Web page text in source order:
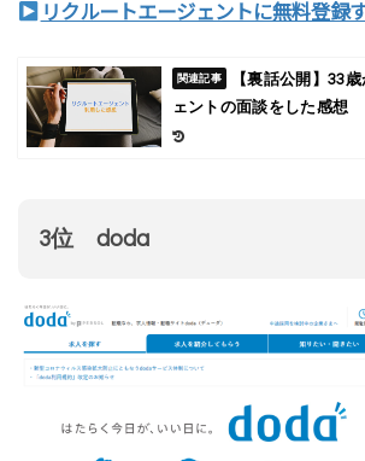
リクルートエージェントに無料登録
【裏話公開】33
ェントの面談をした感想
3位 doda